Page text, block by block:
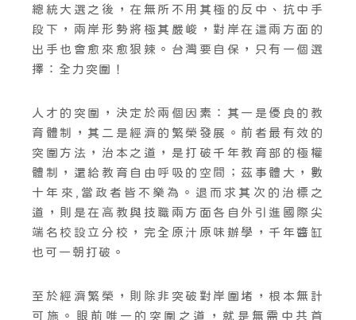
總統大選之後，在無所不用其極的反中、抗中手
段下，兩岸形勢將極其嚴峻，對岸在這兩方面的
出手也會愈來愈狠辣。台灣要自保，只有一個選
擇：全力突圍！
人才的突圍，決定於兩個因素：其一是優良的教
育體制，其二是經濟的繁榮發展。前者最有效的
突圍方法，治本之道，是打破千年教育部的極權
體制，還給教育自由呼吸的空間；茲事體大，數
十年來,當政者皆不樂為。退而求其次的治標之
道，則是在高教與技職兩方面各自外引進國際尖
端名校設立分校，完全原汁原味辦學，千年醬缸
也可一朝打破。
至於經濟繁榮，則除非突破對岸圍堵，根本無計
可施。眼前唯一的突圍之道，就是無需中共首